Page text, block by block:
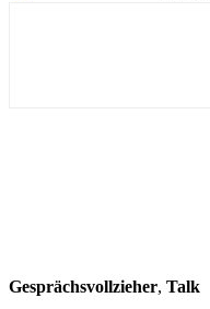
Gesprächsvollzieher, Talk